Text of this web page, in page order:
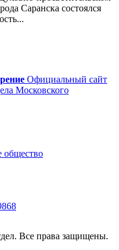
Саранска состоялся
Официальный сайт
Московского
общество
Все права защищены.